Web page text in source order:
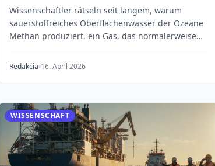
Wissenschaftler rätseln seit langem, warum
sauerstoffreiches Oberflächenwasser der Ozeane
Methan produziert, ein Gas, das normalerweise
Redakcia 16. April 2026
WISSENSCHAFT